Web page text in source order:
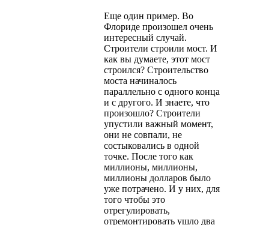
Еще один пример. Во
Флориде произошел очень
интересный случай.
Строители строили мост. И
как вы думаете, этот мост
строился? Строительство
моста начиналось
параллельно с одного конца
и с другого. И знаете, что
произошло? Строители
упустили важный момент,
они не совпали, не
состыковались в одной
точке. После того как
миллионы, миллионы,
миллионы долларов было
уже потрачено. И у них, для
того чтобы это
отрегулировать,
отремонтировать ушло два